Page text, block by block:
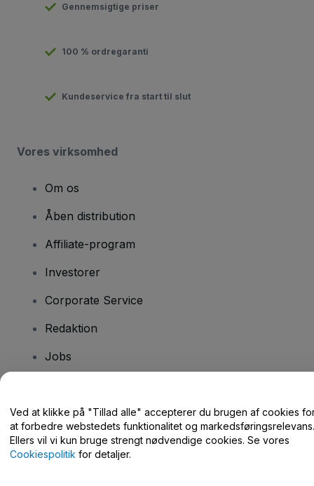
Gennemsigtige priser
100 % ordregaranti
Kundeservice fra start til slut
Vores virksomhed
Om os
Åben distribution
Affiliate-program
Investorer
Corporate Service
Redaktion
Jobs
Har du spørgsmål?
Hjælpecenter / Kontakt os
Ved at klikke på "Tillad alle" accepterer du brugen af cookies
at forbedre webstedets funktionalitet og markedsføringsrelevans.
Ellers vil vi kun bruge strengt nødvendige cookies. Se vores
Cookiespolitik for detaljer.